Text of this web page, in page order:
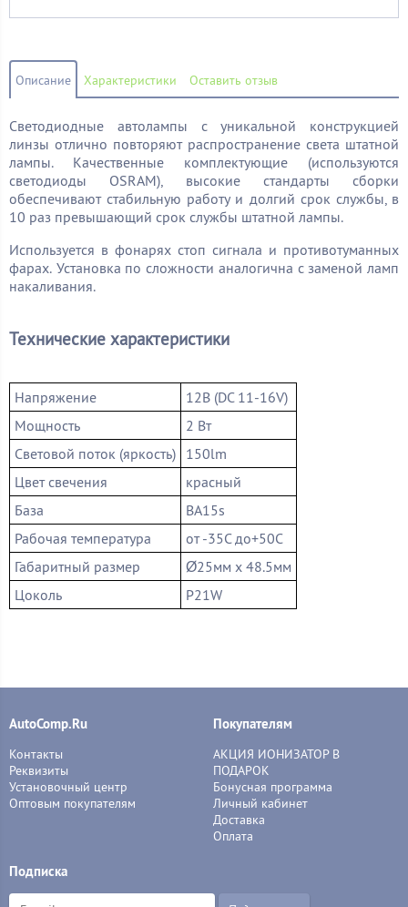
Описание Характеристики Оставить отзыв
Светодиодные автолампы с уникальной конструкцией
линзы отлично повторяют распространение света штатной
лампы. Качественные комплектующие (используются
светодиоды OSRAM), высокие стандарты сборки
обеспечивают стабильную работу и долгий срок службы, в
10 раз превышающий срок службы штатной лампы.
Используется в фонарях стоп сигнала и противотуманных
фарах. Установка по сложности аналогична с заменой ламп
накаливания.
Технические характеристики
Напряжение
12В (DC 11-16V)
Мощность
2 Вт
Световой поток (яркость) 150lm
Цвет свечения
красный
База
BA15s
Рабочая температура
от -35С до+50С
Габаритный размер
Ø25мм х 48.5мм
Цоколь
P21W
AutoComp.Ru
Контакты
Реквизиты
Установочный центр
Оптовым покупателям
Покупателям
АКЦИЯ ИОНИЗАТОР В
ПОДАРОК
Бонусная программа
Личный кабинет
Доставка
Оплата
Подписка